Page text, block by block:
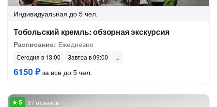
Индивидуальная до 5 чел.
Тобольский кремль: обзорная экскурсия
Расписание: Ежедневно
Сегодня в 13:00 Завтра в 09:00
6150 ₽за всё до 5 чел.
27 отзывов